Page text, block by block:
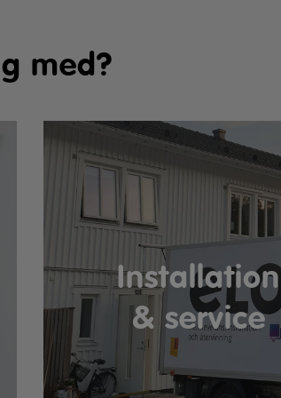
med?
Installation
& service